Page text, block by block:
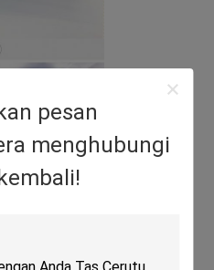
pesan
menghubungi